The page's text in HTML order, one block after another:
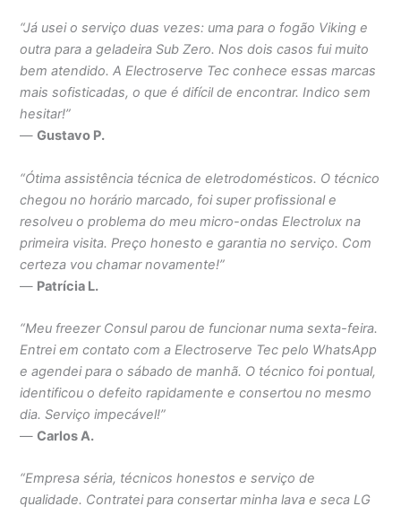
“Já usei o serviço duas vezes: uma para o fogão Viking e
outra para a geladeira Sub Zero. Nos dois casos fui muito
bem atendido. A Electroserve Tec conhece essas marcas
mais sofisticadas, o que é difícil de encontrar. Indico sem
hesitar!”
—Gustavo P.
“Ótima assistência técnica de eletrodomésticos. O técnico
chegou no horário marcado, foi super profissional e
resolveu o problema do meu micro-ondas Electrolux na
primeira visita. Preço honesto e garantia no serviço. Com
certeza vou chamar novamente!”
— Patrícia L.
“Meu freezer Consul parou de funcionar numa sexta-feira.
Entrei em contato com a Electroserve Tec pelo WhatsApp
e agendei para o sábado de manhã. O técnico foi pontual,
identificou o defeito rapidamente e consertou no mesmo
dia. Serviço impecável!”
—Carlos A.
“Empresa séria, técnicos honestos e serviço de
qualidade. Contratei para consertar minha lava e seca LG